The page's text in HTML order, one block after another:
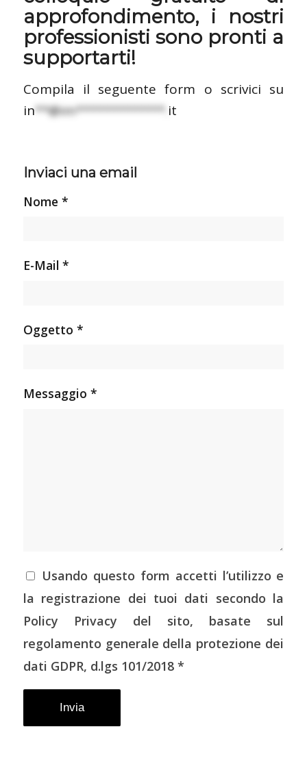
approfondimento, i nostri
professionisti sono pronti a
supportarti!
Compila il seguente form o scrivici su
in**@im*************. it
Inviaci una email
Nome *
E-Mail *
Oggetto *
Messaggio *
Usando questo form accetti l’utilizzo e
la registrazione dei tuoi dati secondo la
Policy Privacy del sito, basate sul
regolamento generale della protezione dei
dati GDPR, d.lgs 101/2018 *